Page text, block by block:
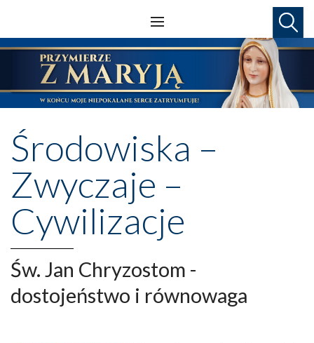
Środowiska –
Zwyczaje –
Cywilizacje
Św. Jan Chryzostom -
dostojeństwo i równowaga